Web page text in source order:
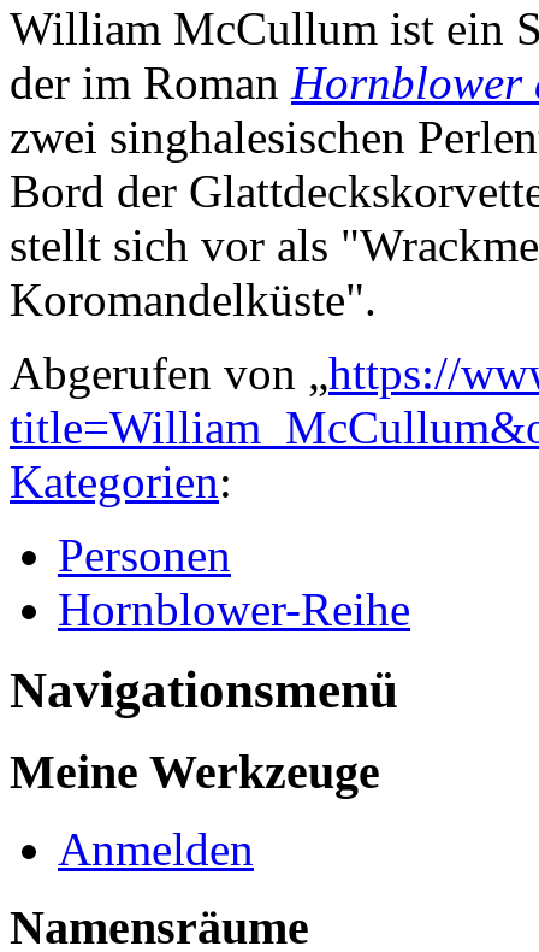
William McCullum ist ein
der im Roman Hornblower
zwei singhalesischen
Bord der
stellt sich vor als
Koromandelküste".
Abgerufen von „https://
Kategorien:
Personen
Hornblower-Reihe
Navigationsmenü
Meine Werkzeuge
Anmelden
Namensräume